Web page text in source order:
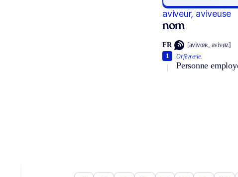
aviveur, aviveuse
nom
FR [avivœʀ, avivøz]
Orfèvrerie.
Personne
1